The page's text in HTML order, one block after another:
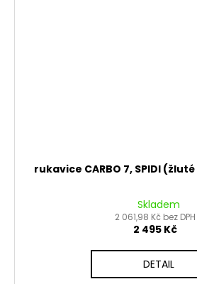
rukavice CARBO 7, SPIDI
Skladem
2 061,98 Kč bez DPH
2 495 Kč
DETAIL